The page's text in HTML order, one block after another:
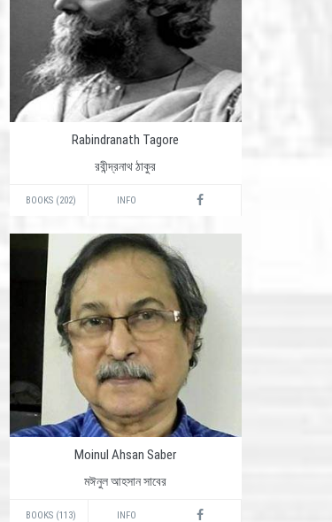
Rabindranath Tagore
রবীন্দ্রনাথ ঠাকুর
BOOKS (202) INFO
Moinul Ahsan Saber
মঈনুল আহসান সাবের
BOOKS (113) INFO